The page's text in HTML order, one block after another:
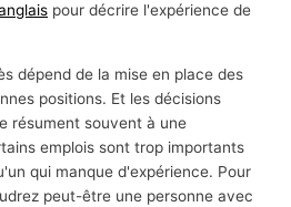
pour décrire l'expérience de
dépend de la mise en place des
positions. Et les décisions
résument souvent à une
emplois sont trop importants
qui manque d'expérience. Pour
peut-être une personne avec